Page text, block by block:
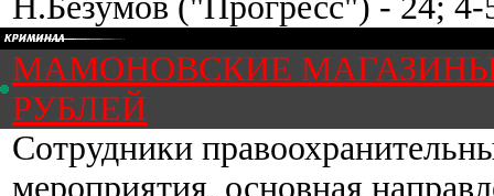
МАМОНОВСКИЕ
РУБЛЕЙ
Сотрудники
мероприятия, основная